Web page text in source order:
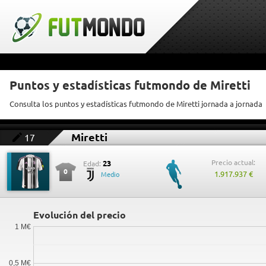
Puntos y estadísticas futmondo de Miretti
Consulta los puntos y estadísticas futmondo de Miretti jornada a jornada
17 Miretti
0
Edad: 23
Medio
Precio actual:
1.917.937 €
Evolución del precio
0,5 M€
1 M€